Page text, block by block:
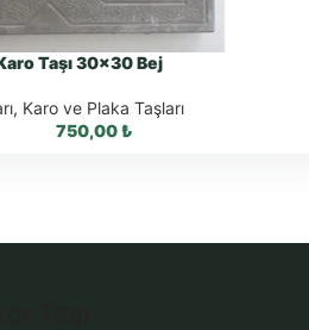
Taşı 30×30 Bej
, Karo ve Plaka Taşları
750,00₺